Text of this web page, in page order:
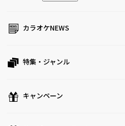
カラオケNEWS
特集・ジャンル
キャンペーン